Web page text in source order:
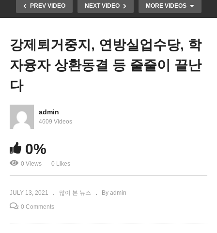
PREV VIDEO NEXT VIDEO MORE VIDEOS
사회보장연금 40년 만에 가장 많이 오른다 ‘물가급등
으로 속빈강정’
강제퇴거중지, 연방실업수당, 학
자융자 상환동결 등 줄줄이 끝난
다
admin
4609 Videos
0%
0 Views 0 Likes
JULY 13, 2021 많이 본 뉴스 By admin
0 Comments